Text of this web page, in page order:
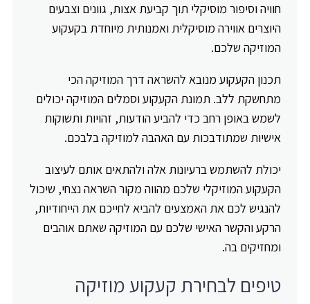
חוויה וסיפור מוסיקלי תוך קביעת אצות, גוונים וצבעים
היוצרים אווירה מוסיקלית ואמנותית מיוחדת בקעקוע
המוזיקה שלכם.
תכנון הקעקוע מנובא להשראה דרך המוזיקה הכי
מתחשקת ללב. תמונת הקעקוע וסמלים המוזיקה יכולים
לשמש באופן רחב כדי להביע הודעות, זהויות ותשוקות
אישיות שמתודבכות עם האהבה למוזיקה בלבכם.
יכולת להשתמש ברעיונות אלה ולהתאים אותם לעיצוב
הקעקוע המוזיקלי שלכם מהווה מקור השראה נצחי, שיכול
להנגיש לכם את האמצעים להביא לחייכם את הייחודיות,
הרקע והקשר האישי שלכם עם המוזיקה שאתם אוהבים
ומחזיקים בה.
טיפים לבחירת קעקוע מוזיקה